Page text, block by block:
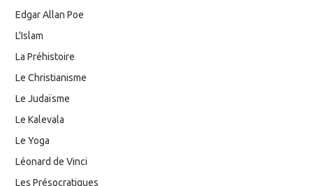
Edgar Allan Poe
L'Islam
La Préhistoire
Le Christianisme
Le Judaïsme
Le Kalevala
Le Yoga
Léonard de Vinci
Les Présocratiques